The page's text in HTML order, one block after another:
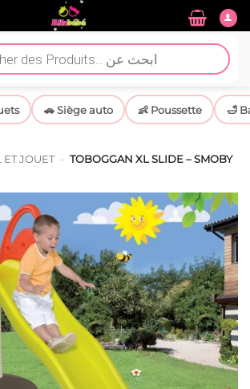
🚗 Siège auto 👶 Poussette 🛁
ET JOUET - TOBOGGAN XL SLIDE – SMOBY